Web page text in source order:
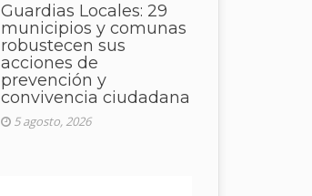
Guardias Locales: 29
municipios y comunas
robustecen sus
acciones de
prevención y
convivencia ciudadana
5 agosto, 2026